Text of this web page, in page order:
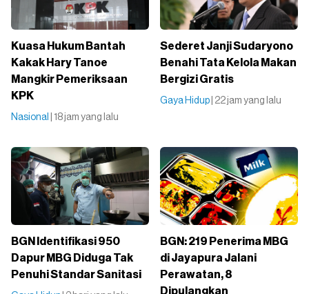
Kuasa Hukum Bantah
Kakak Hary Tanoe
Mangkir Pemeriksaan
KPK
Nasional | 18 jam yang lalu
Sederet Janji Sudaryono
Benahi Tata Kelola Makan
Bergizi Gratis
Gaya Hidup | 22 jam yang lalu
BGN Identifikasi 950
Dapur MBG Diduga Tak
Penuhi Standar Sanitasi
BGN: 219 Penerima MBG
di Jayapura Jalani
Perawatan, 8
Dipulangkan